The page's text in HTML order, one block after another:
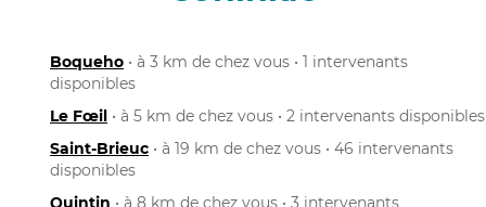
Boqueho • à 3 km de chez vous • 1 intervenants
disponibles
Le Fœil • à 5 km de chez vous • 2 intervenants disponibles
Saint-Brieuc • à 19 km de chez vous • 46 intervenants
disponibles
Quintin • à 8 km de chez vous • 3 intervenants